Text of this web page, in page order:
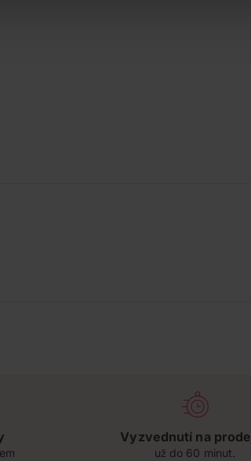
Vyzvednutí na
už do 60 minut.